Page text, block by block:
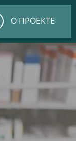
О ПРОЕКТЕ